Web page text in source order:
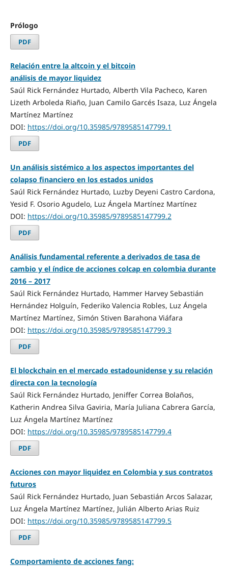
Prólogo
PDF
Relación entre la altcoin y el bitcoin
análisis de mayor liquidez
Saúl Rick Fernández Hurtado, Alberth Vila Pacheco, Karen
Lizeth Arboleda Riaño, Juan Camilo Garcés Isaza, Luz Ángela
Martínez Martínez
DOI: https://doi.org/10.35985/9789585147799.1
PDF
Un análisis sistémico a los aspectos importantes del
colapso financiero en los estados unidos
Saúl Rick Fernández Hurtado, Luzby Deyeni Castro Cardona,
Yesid F. Osorio Agudelo, Luz Ángela Martínez Martínez
DOI: https://doi.org/10.35985/9789585147799.2
PDF
Análisis fundamental referente a derivados de tasa de
cambio y el índice de acciones colcap en colombia durante
2016 – 2017
Saúl Rick Fernández Hurtado, Hammer Harvey Sebastián
Hernández Holguín, Federiko Valencia Robles, Luz Ángela
Martínez Martínez, Simón Stiven Barahona Viáfara
DOI: https://doi.org/10.35985/9789585147799.3
PDF
El blockchain en el mercado estadounidense y su relación
directa con la tecnología
Saúl Rick Fernández Hurtado, Jeniffer Correa Bolaños,
Katherin Andrea Silva Gaviria, María Juliana Cabrera García,
Luz Ángela Martínez Martínez
DOI: https://doi.org/10.35985/9789585147799.4
PDF
Acciones con mayor liquidez en Colombia y sus contratos
futuros
Saúl Rick Fernández Hurtado, Juan Sebastián Arcos Salazar,
Luz Ángela Martínez Martínez, Julián Alberto Arias Ruiz
DOI: https://doi.org/10.35985/9789585147799.5
PDF
Comportamiento de acciones fang: